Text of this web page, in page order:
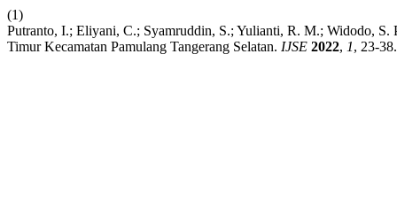
(1)
Putranto, I.; Eliyani, C.; Syamruddin, S.; Yulianti, R. M.; Widodo, S.
Timur Kecamatan Pamulang Tangerang Selatan. IJSE 2022, 1, 23-38.